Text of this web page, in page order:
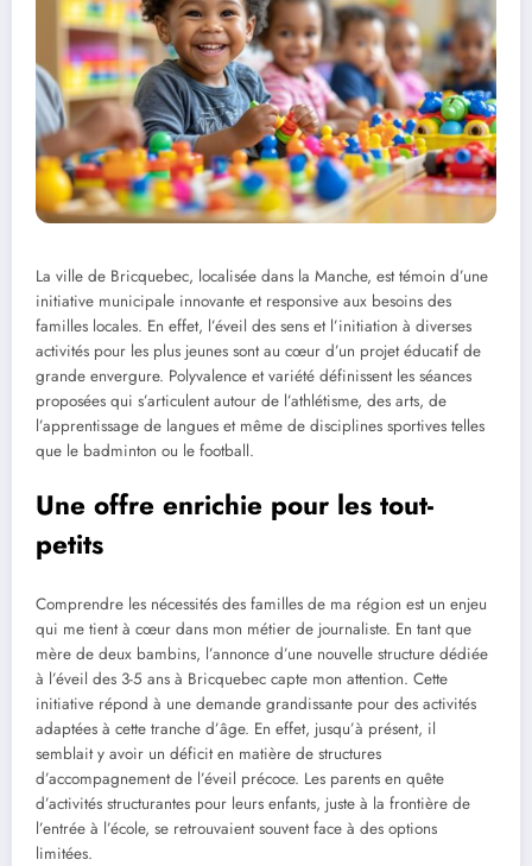
La ville de Bricquebec, localisée dans la Manche, est témoin d’une
initiative municipale innovante et responsive aux besoins des
familles locales. En effet, l’éveil des sens et l’initiation à diverses
activités pour les plus jeunes sont au cœur d’un projet éducatif de
grande envergure. Polyvalence et variété définissent les séances
proposées qui s’articulent autour de l’athlétisme, des arts, de
l’apprentissage de langues et même de disciplines sportives telles
que le badminton ou le football.
Une offre enrichie pour les tout-
petits
Comprendre les nécessités des familles de ma région est un enjeu
qui me tient à cœur dans mon métier de journaliste. En tant que
mère de deux bambins, l’annonce d’une nouvelle structure dédiée
à l’éveil des 3-5 ans à Bricquebec capte mon attention. Cette
initiative répond à une demande grandissante pour des activités
adaptées à cette tranche d’âge. En effet, jusqu’à présent, il
semblait y avoir un déficit en matière de structures
d’accompagnement de l’éveil précoce. Les parents en quête
d’activités structurantes pour leurs enfants, juste à la frontière de
l’entrée à l’école, se retrouvaient souvent face à des options
limitées.